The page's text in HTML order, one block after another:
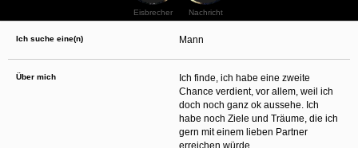
Wenden Sie sich an Ihren Internetprovider. Es gibt Internetprovider, die einen Filter
danach.
Internetbrowsers vertraut, so dass Sie nachsehen können, welche Websites von
Ihren minderjährigen Kindern besucht wurden. Sprechen Sie Ihre minderjährigen
Kinder auf den Besuch unerwünschter Websites an und vermitteln Sie ihnen, dass
bestimmte Websites nicht für sie geeignet sind. Außerdem können Sie anhand des
Verlaufs das Interesse Ihres Kindes beurteilen und sich obiger Tips bedienen.
Sprechen Sie mit Ihren Kindern. Vermitteln Sie Ihren minderjährigen Kindern, dass
sie Fremden, z. B. auf einer Chat-Website, nie persönliche Angaben machen sollen.
Bringen Sie ihnen auch bei, dass viele Menschen im Internet ihre wahre Identität
Eisbrecher Nachricht
Ich suche eine(n) Mann
Über mich
Ich finde, ich habe eine zweite
Chance verdient, vor allem, weil ich
doch noch ganz ok aussehe. Ich
habe noch Ziele und Träume, die ich
gern mit einem lieben Partner
erreichen würde.